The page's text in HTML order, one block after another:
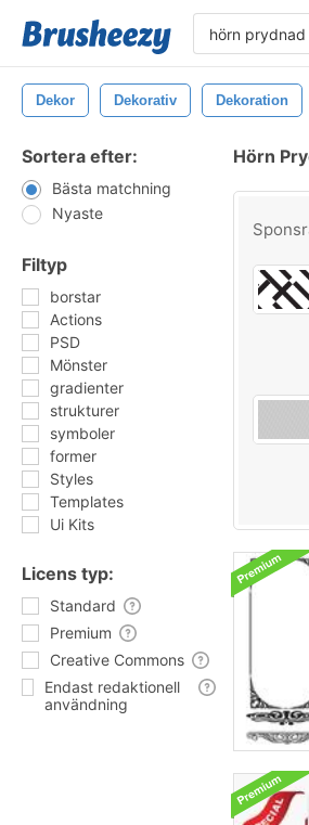
Dekor Dekorativ Dekoration
Sortera efter:
Bästa matchning
Nyaste
Filtyp
borstar
Actions
PSD
Mönster
gradienter
strukturer
symboler
former
Styles
Templates
Ui Kits
Licens typ:
Standard
Premium
Creative Commons
Endast redaktionell
användning
Hörn